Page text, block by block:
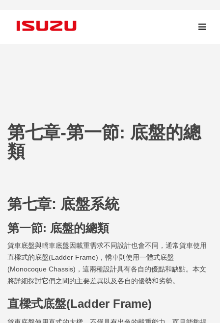
第七章-第一節: 底盤的總
類
第七章: 底盤系統
第一節: 底盤的總類
貨車底盤與轎車底盤因載重需求不同設計也會不同，通常貨車使用
直樑式的底盤(Ladder Frame)，轎車則使用一體式底盤
(Monocoque Chassis)，這兩種設計具有各自的優點和缺點。本文
將詳細探討它們之間的主要差異以及各自的優勢和劣勢。
直樑式底盤(Ladder Frame)